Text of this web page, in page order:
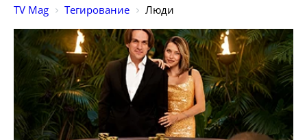
TV Mag Тегирование Люди